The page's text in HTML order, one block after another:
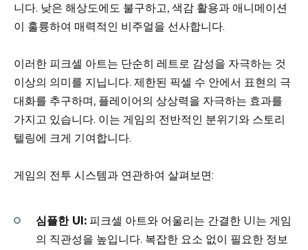
니다. 낮은 해상도에도 불구하고, 색감 활용과 애니메이션
이 훌륭하여 매력적인 비주얼을 선사합니다.
이러한 피크셀 아트는 단순히 레트로 감성을 자극하는 것
이상의 의미를 지닙니다. 제한된 픽셀 수 안에서 표현의 극
대화를 추구하며, 플레이어의 상상력을 자극하는 효과를
가지고 있습니다. 이는 게임의 전반적인 분위기와 스토리
텔링에 크게 기여합니다.
게임의 전투 시스템과 연관하여 살펴보면:
심플한 UI: 피크셀 아트와 어울리는 간결한 UI는 게임
의 직관성을 높입니다. 복잡한 요소 없이 필요한 정보